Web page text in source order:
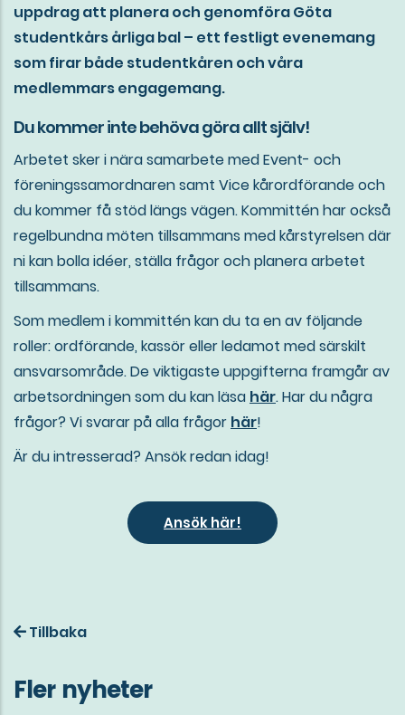
uppdrag att planera och genomföra Göta
studentkårs årliga bal – ett festligt evenemang
som firar både studentkåren och våra
medlemmars engagemang.
Du kommer inte behöva göra allt själv!
Arbetet sker i nära samarbete med Event- och
föreningssamordnaren samt Vice kårordförande och
du kommer få stöd längs vägen. Kommittén har också
regelbundna möten tillsammans med kårstyrelsen där
ni kan bolla idéer, ställa frågor och planera arbetet
tillsammans.
Som medlem i kommittén kan du ta en av följande
roller: ordförande, kassör eller ledamot med särskilt
ansvarsområde. De viktigaste uppgifterna framgår av
arbetsordningen som du kan läsa här. Har du några
frågor? Vi svarar på alla frågor här!
Är du intresserad? Ansök redan idag!
Ansök här!
Tillbaka
Fler nyheter